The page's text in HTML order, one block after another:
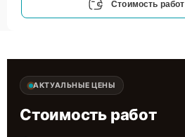
Стоимость работ
АКТУАЛЬНЫЕ ЦЕНЫ
Стоимость работ